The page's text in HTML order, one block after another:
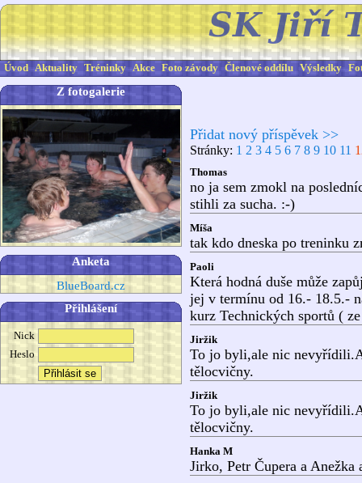
Úvod Aktuality Tréninky Akce Foto závody Členové oddílu Výsledky
Z fotogalerie
Anketa
BlueBoard.cz
Přihlášení
Nick
Heslo
Přidat nový příspěvek >>
Stránky: 1 2 3 4 5 6 7 8 9 10 11
Thomas
no ja sem zmokl na
stihli za sucha. :-)
Míša
tak kdo dneska po treninku
Paoli
Která hodná duše může
jej v termínu od 16.- 18.5.-
kurz Technických sportů (
Jiržik
To jo byli,ale nic
tělocvičny.
Jiržik
To jo byli,ale nic
tělocvičny.
Hanka M
Jirko, Petr Čupera a